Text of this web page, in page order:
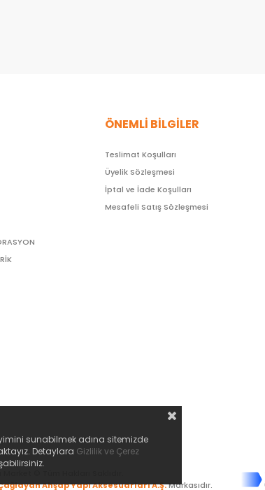
ÖNEMLİ BİLGİLER
Teslimat Koşulları
Üyelik Sözleşmesi
İptal ve İade Koşulları
Mesafeli Satış Sözleşmesi
Ahşap Yapı Aksesuarları A.Ş.Markasıdır.
sunabilmek adına sitemizde
Detaylara Gizlilik ve Çerez